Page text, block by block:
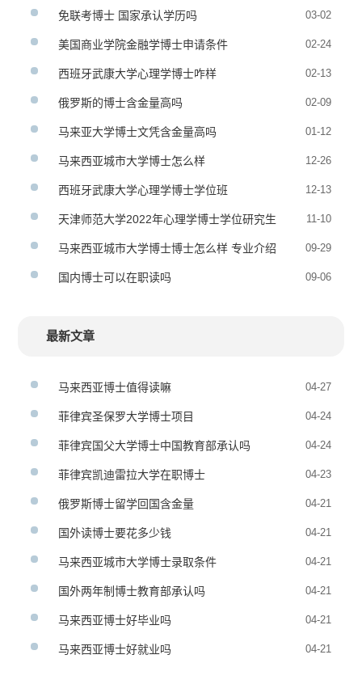
免联考博士 国家承认学历吗 03-02
美国商业学院金融学博士申请条件 02-24
西班牙武康大学心理学博士咋样 02-13
俄罗斯的博士含金量高吗 02-09
马来亚大学博士文凭含金量高吗 01-12
马来西亚城市大学博士怎么样 12-26
西班牙武康大学心理学博士学位班 12-13
天津师范大学2022年心理学博士学位研究生
招生简章
11-10
马来西亚城市大学博士博士怎么样 专业介绍 09-29
国内博士可以在职读吗 09-06
最新文章
马来西亚博士值得读嘛 04-27
菲律宾圣保罗大学博士项目 04-24
菲律宾国父大学博士中国教育部承认吗 04-24
菲律宾凯迪雷拉大学在职博士 04-23
俄罗斯博士留学回国含金量 04-21
国外读博士要花多少钱 04-21
马来西亚城市大学博士录取条件 04-21
国外两年制博士教育部承认吗 04-21
马来西亚博士好毕业吗 04-21
马来西亚博士好就业吗 04-21